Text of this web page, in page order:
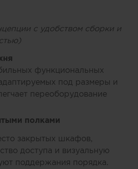
с удобством сборки и
функциональных
под размеры и
переоборудование
полками
закрытых шкафов,
доступа и визуальную
поддержания порядка.